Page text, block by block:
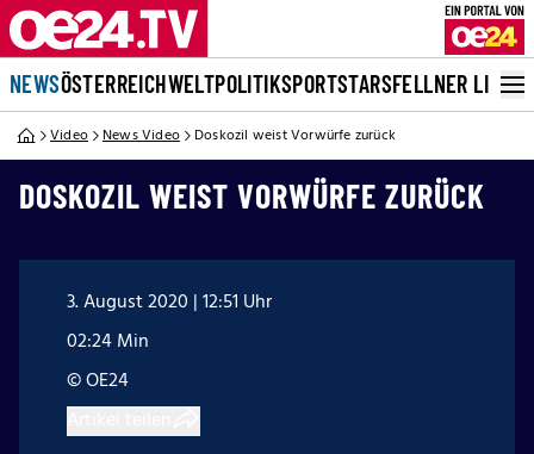
NEWSÖSTERREICHWELTPOLITIKSPORTSTARSFELLNER LIVE
Video News Video Doskozil weist Vorwürfe zurück
DOSKOZIL WEIST VORWÜRFE ZURÜCK
3. August 2020 | 12:51 Uhr
02:24 Min
© OE24